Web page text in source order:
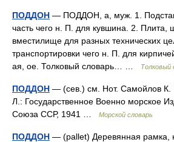
ПОДДОН — ПОДДОН, а, муж. 1.
часть чего н. П. для кувшина. 2. Плита,
вместилище для разных технических
транспортировки чего н. П. для
ая, ое. Толковый словарь… …
Толковый
ПОДДОН — (сев.) см. Нот. Самойлов К.
Л.: Государственное Военно морское
Союза ССР, 1941 …
Морской словарь
ПОДДОН — (pallet) Деревянная рамка,